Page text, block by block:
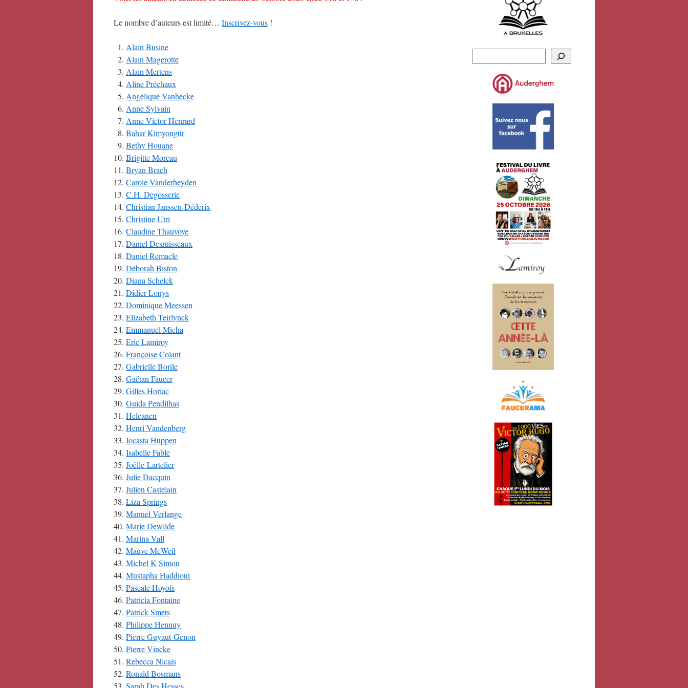
Le nombre d’auteurs est limité… Inscrivez-vous !
Alain Busine
Alain Magerotte
Alain Mertens
Aline Préchaux
Angélique Vanhecke
Anne Sylvain
Anne Victor Henrard
Bahar Kimyongür
Bethy Houane
Brigitte Moreau
Bryan Brach
Carole Vanderheyden
C.H. Degosserie
Christian Janssen-Déderix
Christine Utri
Claudine Thauvoye
Daniel Desruisseaux
Daniel Remacle
Déborah Biston
Diana Schelck
Didier Lonys
Dominique Meessen
Elizabeth Teirlynck
Emmanuel Micha
Eric Lamiroy
Françoise Colant
Gabrielle Borile
Gaëtan Faucer
Gilles Horiac
Guida Pendilhas
Helcanen
Henri Vandenberg
Iocasta Huppen
Isabelle Fable
Joëlle Lartelier
Julie Dacquin
Julien Castelain
Liza Springs
Manuel Verlange
Marie Dewilde
Marina Vall
Maùve McWeil
Michel K Simon
Mustapha Haddioui
Pascale Hoyois
Patricia Fontaine
Patrick Smets
Philippe Hennuy
Pierre Guyaut-Genon
Pierre Vincke
Rebecca Nicais
Ronald Bosmans
Sarah Des Hesses